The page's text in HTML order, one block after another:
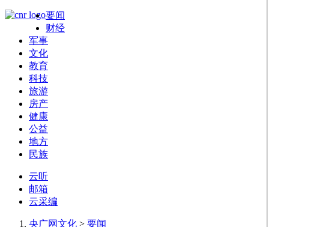
要闻
财经
军事
文化
教育
科技
旅游
房产
健康
公益
地方
民族
云听
邮箱
云采编
央广网文化 > 要闻